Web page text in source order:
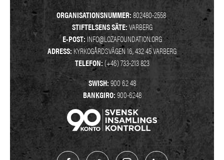
ORGANISATIONSNUMMER:802480-2558
STIFTELSENS SÄTE:VARBERG
E-POST: INFO@LOZAFOUNDATION.ORG
ADRESS: KYRKOGÅRDSVÄGEN 16, 432 45 VARBERG
TELEFON:(+46) 733-213 823
SWISH:900 62 48
BANKGIRO:900-6248